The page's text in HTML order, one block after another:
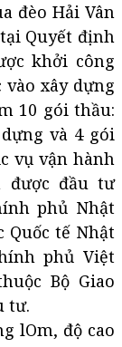
đèo Hải Vân
Quyết định
khởi công
vào xây dựng
10 gói thầu:
và 4 gói
vụ vận hành
được đầu tư
phủ Nhật
Quốc tế Nhật
phủ Việt
Bộ Giao
tư.
lOm, độ cao